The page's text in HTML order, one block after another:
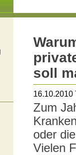
soll
16.10.2010
Zum
oder
Vielen